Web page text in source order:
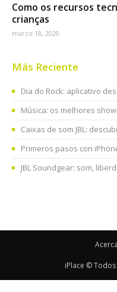
Como os recursos
crianças
marzo 18, 2020
Más Reciente
Dia do Rock: aplicativo
Música: os melhores
Caixas de som JBL:
Primeros pasos con
JBL Soundgear: som,
iPlace ©